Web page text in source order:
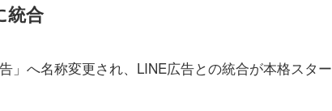
統合
」へ名称変更され、LINE広告との統合が本格スター